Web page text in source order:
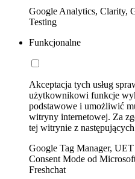
Google Analytics, Clarity,
Testing
Funkcjonalne
Akceptacja tych usług
użytkownikowi funkcje
podstawowe i umożliwić
witryny internetowej. Za
tej witrynie z
Google Tag Manager,
Consent Mode od
Freshchat